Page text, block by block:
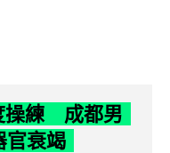
操練 成都男
官衰竭